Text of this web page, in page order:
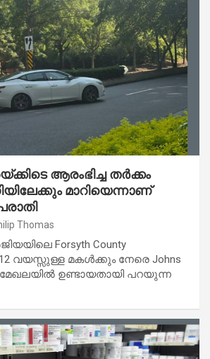
ആരംഭിച്ച തർക്കം
മാറിയെന്നാണ്
Thomas
Forsyth County
വയസ്സുള്ള മകൾക്കും നേരെ Johns
മേഖലയിൽ ഉണ്ടായതായി പറയുന്ന